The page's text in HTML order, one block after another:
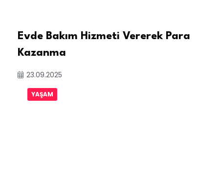
Evde Bakım Hizmeti Vererek Para
Kazanma
23.09.2025
YAŞAM